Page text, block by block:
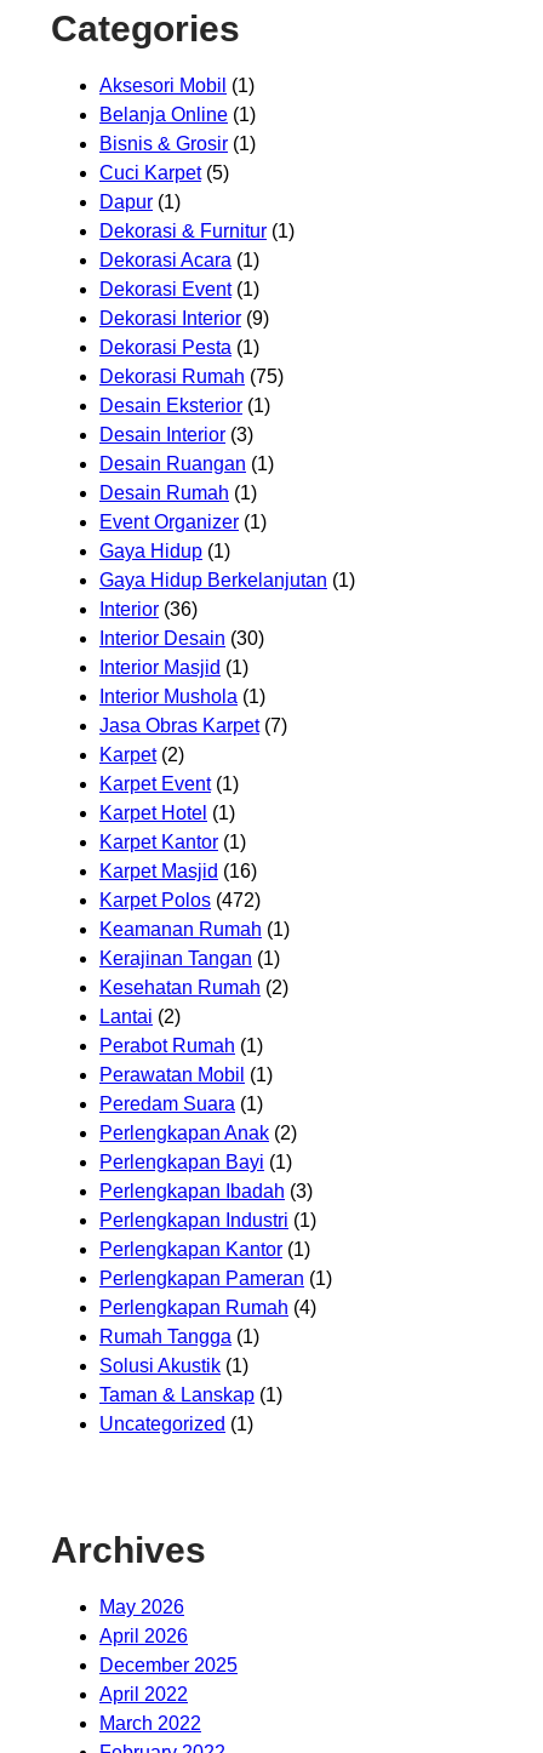
Categories
Aksesori Mobil (1)
Belanja Online (1)
Bisnis & Grosir (1)
Cuci Karpet(5)
Dapur (1)
Dekorasi & Furnitur (1)
Dekorasi Acara (1)
Dekorasi Event(1)
Dekorasi Interior (9)
Dekorasi Pesta (1)
Dekorasi Rumah (75)
Desain Eksterior (1)
Desain Interior (3)
Desain Ruangan (1)
Desain Rumah (1)
Event Organizer (1)
Gaya Hidup (1)
Gaya Hidup Berkelanjutan (1)
Interior (36)
Interior Desain (30)
Interior Masjid (1)
Interior Mushola (1)
Jasa Obras Karpet(7)
Karpet(2)
Karpet Event(1)
Karpet Hotel (1)
Karpet Kantor (1)
Karpet Masjid (16)
Karpet Polos (472)
Keamanan Rumah (1)
Kerajinan Tangan (1)
Kesehatan Rumah (2)
Lantai (2)
Perabot Rumah (1)
Perawatan Mobil (1)
Peredam Suara (1)
Perlengkapan Anak (2)
Perlengkapan Bayi (1)
Perlengkapan Ibadah (3)
Perlengkapan Industri (1)
Perlengkapan Kantor (1)
Perlengkapan Pameran (1)
Perlengkapan Rumah (4)
Rumah Tangga (1)
Solusi Akustik (1)
Taman & Lanskap (1)
Uncategorized (1)
Archives
May 2026
April 2026
December 2025
April 2022
March 2022